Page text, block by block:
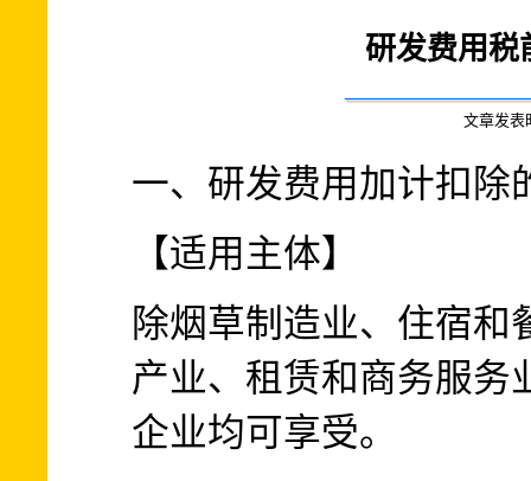
研发费用税
文章发表
一、研发费用加计扣除
【适用主体】
除烟草制造业、住宿和
产业、租赁和商务服务
企业均可享受。